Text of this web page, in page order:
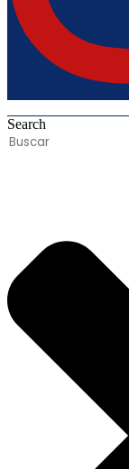
Search